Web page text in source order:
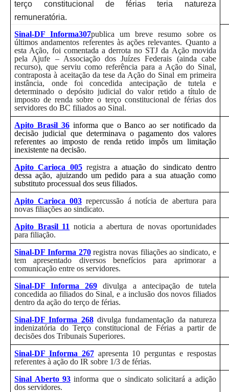
terço constitucional de férias teria natureza
remuneratória.
Sinal-DF Informa307publica um breve resumo sobre os
últimos andamentos referentes às ações relevantes. Quanto a
esta Ação, foi comentada a derrota no STJ da Ação movida
pela Ajufe – Associação dos Juízes Federais (ainda cabe
recurso), que serviu como referência para a Ação do Sinal,
contraposta à aceitação da tese da Ação do Sinal em primeira
instância, onde foi concedida antecipação de tutela e
determinado o depósito judicial do valor retido a título de
imposto de renda sobre o terço constitucional de férias dos
servidores do BC filiados ao Sinal.
Apito Brasil 36 informa que o Banco ao ser notificado da
decisão judicial que determinava o pagamento dos valores
referentes ao imposto de renda retido impôs um limitação
inexistente na decisão.
Apito Carioca 005registra a atuação do sindicato dentro
dessa ação, ajuizando um pedido para a sua atuação como
substituto processual dos seus filiados.
Apito Carioca 003repercussão á notícia de abertura para
novas filiações ao sindicato.
Apito Brasil 11 noticia a abertura de novas oportunidades
para filiação.
Sinal-DF Informa 270 registra novas filiações ao sindicato, e
tem apresentado diversos benefícios para aprimorar a
comunicação entre os servidores.
Sinal-DF Informa 269 divulga a antecipação de tutela
concedida ao filiados do Sinal, e a inclusão dos novos filiados
dentro da ação do terço de férias.
Sinal-DF Informa 268divulga fundamentação da natureza
indenizatória do Terço constitucional de Férias a partir de
decisões dos Tribunais Superiores.
Sinal-DF Informa 267apresenta 10 perguntas e respostas
referentes à ação do IR sobre 1/3 de férias.
Sinal Aberto 93 informa que o sindicato solicitará a adição
dos servidores.